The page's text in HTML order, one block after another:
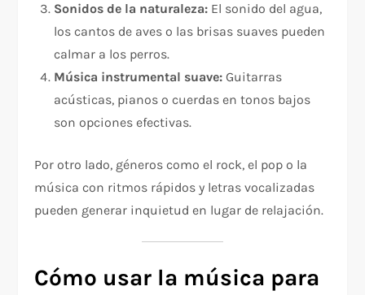
Sonidos de la naturaleza: El sonido del agua,
los cantos de aves o las brisas suaves pueden
calmar a los perros.
Música instrumental suave: Guitarras
acústicas, pianos o cuerdas en tonos bajos
son opciones efectivas.
Por otro lado, géneros como el rock, el pop o la
música con ritmos rápidos y letras vocalizadas
pueden generar inquietud en lugar de relajación.
Cómo usar la música para